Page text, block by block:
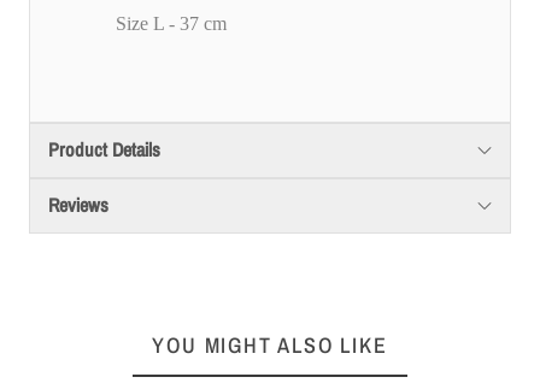
Size L - 37 cm
Product Details
Reviews
YOU MIGHT ALSO LIKE